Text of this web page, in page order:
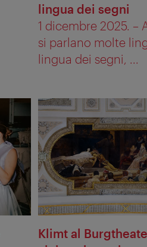
lingua dei segni
1 dicembre 2025. –
si parlano molte
lingua dei segni, ...
Klimt al